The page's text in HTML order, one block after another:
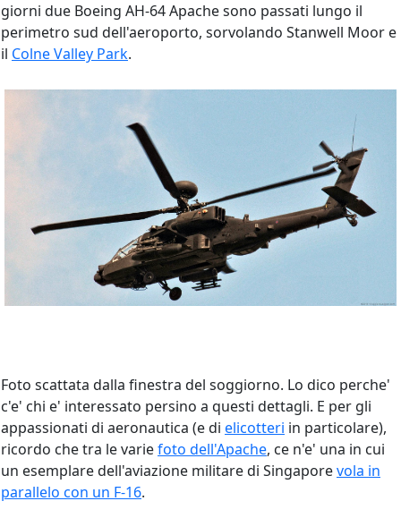
giorni due Boeing AH-64 Apache sono passati lungo il
perimetro sud dell'aeroporto, sorvolando Stanwell Moor e
il Colne Valley Park.
Foto scattata dalla finestra del soggiorno. Lo dico perche'
c'e' chi e' interessato persino a questi dettagli. E per gli
appassionati di aeronautica (e di elicotteri in particolare),
ricordo che tra le variefoto dell'Apache, ce n'e' una in cui
un esemplare dell'aviazione militare di Singaporevola in
parallelo con un F-16.